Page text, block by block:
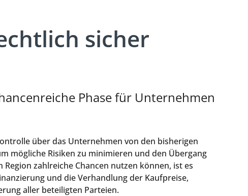
sicher
Phase für Unternehmen
über das Unternehmen von den bisherigen
mögliche Risiken zu minimieren und den Übergang
zahlreiche Chancen nutzen können, ist es
und die Verhandlung der Kaufpreise,
aller beteiligten Parteien.